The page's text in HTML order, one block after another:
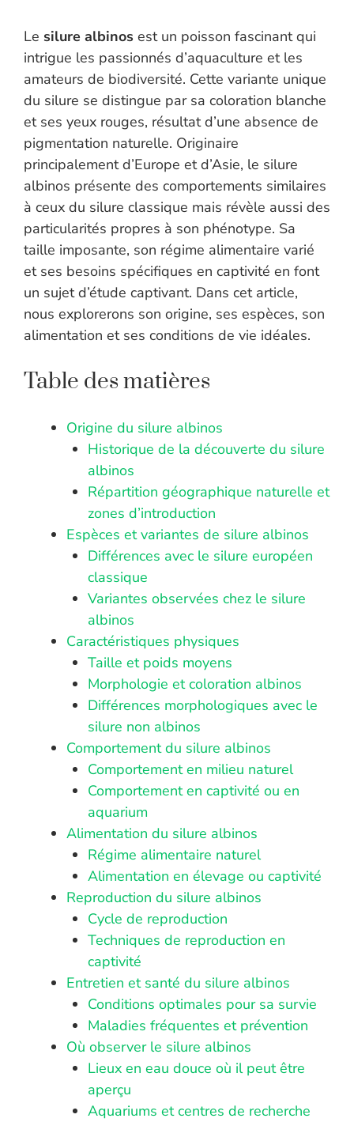
Le silure albinos est un poisson fascinant qui
intrigue les passionnés d’aquaculture et les
amateurs de biodiversité. Cette variante unique
du silure se distingue par sa coloration blanche
et ses yeux rouges, résultat d’une absence de
pigmentation naturelle. Originaire
principalement d’Europe et d’Asie, le silure
albinos présente des comportements similaires
à ceux du silure classique mais révèle aussi des
particularités propres à son phénotype. Sa
taille imposante, son régime alimentaire varié
et ses besoins spécifiques en captivité en font
un sujet d’étude captivant. Dans cet article,
nous explorerons son origine, ses espèces, son
alimentation et ses conditions de vie idéales.
Table des matières
Origine du silure albinos
Historique de la découverte du silure
albinos
Répartition géographique naturelle et
zones d’introduction
Espèces et variantes de silure albinos
Différences avec le silure européen
classique
Variantes observées chez le silure
albinos
Caractéristiques physiques
Taille et poids moyens
Morphologie et coloration albinos
Différences morphologiques avec le
silure non albinos
Comportement du silure albinos
Comportement en milieu naturel
Comportement en captivité ou en
aquarium
Alimentation du silure albinos
Régime alimentaire naturel
Alimentation en élevage ou captivité
Reproduction du silure albinos
Cycle de reproduction
Techniques de reproduction en
captivité
Entretien et santé du silure albinos
Conditions optimales pour sa survie
Maladies fréquentes et prévention
Où observer le silure albinos
Lieux en eau douce où il peut être
aperçu
Aquariums et centres de recherche